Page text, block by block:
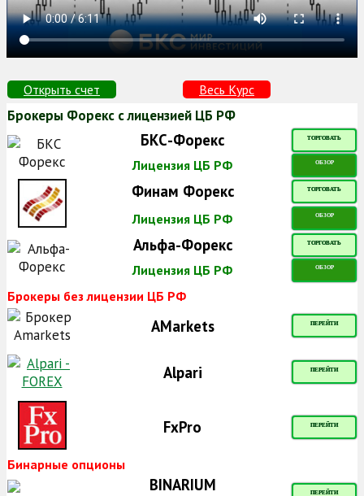
Открыть счет Весь Курс
Брокеры Форекс с лицензией ЦБ РФ
БКС-Форекс ТОРГОВАТЬ
Лицензия ЦБ РФ ОБЗОР
Финам Форекс ТОРГОВАТЬ
Лицензия ЦБ РФ ОБЗОР
Альфа-Форекс ТОРГОВАТЬ
Лицензия ЦБ РФ ОБЗОР
Брокеры без лицензии ЦБ РФ
AMarkets ПЕРЕЙТИ
Alpari ПЕРЕЙТИ
FxPro ПЕРЕЙТИ
Бинарные опционы
BINARIUM ПЕРЕЙТИ